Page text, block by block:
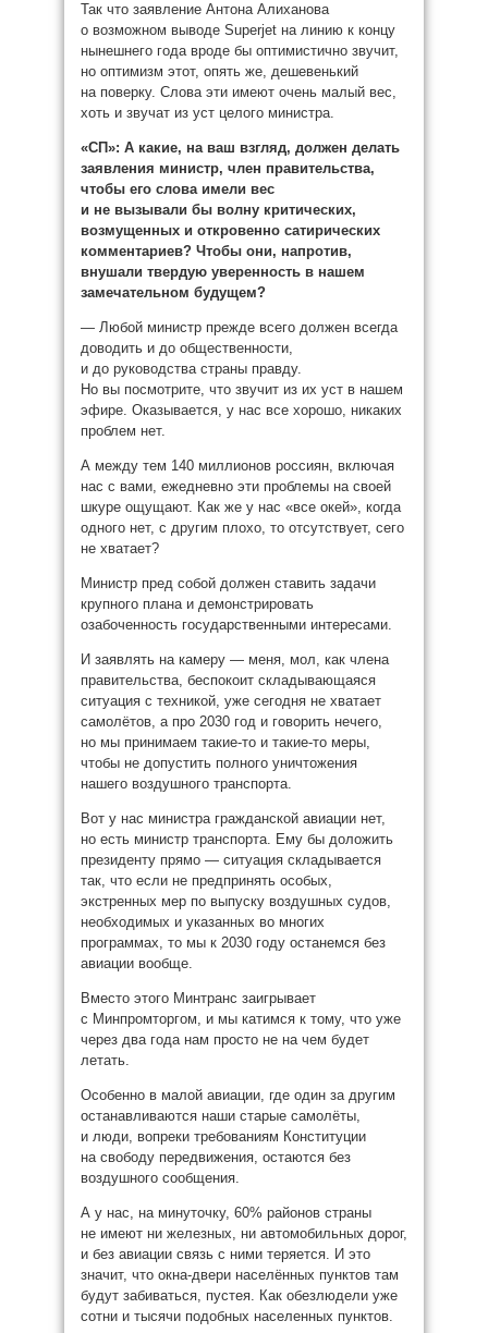
Так что заявление Антона Алиханова
о возможном выводе Superjet на линию к концу
нынешнего года вроде бы оптимистично звучит,
но оптимизм этот, опять же, дешевенький
на поверку. Слова эти имеют очень малый вес,
хоть и звучат из уст целого министра.
«СП»: А какие, на ваш взгляд, должен делать
заявления министр, член правительства,
чтобы его слова имели вес
и не вызывали бы волну критических,
возмущенных и откровенно сатирических
комментариев? Чтобы они, напротив,
внушали твердую уверенность в нашем
замечательном будущем?
— Любой министр прежде всего должен всегда
доводить и до общественности,
и до руководства страны правду.
Но вы посмотрите, что звучит из их уст в нашем
эфире. Оказывается, у нас все хорошо, никаких
проблем нет.
А между тем 140 миллионов россиян, включая
нас с вами, ежедневно эти проблемы на своей
шкуре ощущают. Как же у нас «все окей», когда
одного нет, с другим плохо, то отсутствует, сего
не хватает?
Министр пред собой должен ставить задачи
крупного плана и демонстрировать
озабоченность государственными интересами.
И заявлять на камеру — меня, мол, как члена
правительства, беспокоит складывающаяся
ситуация с техникой, уже сегодня не хватает
самолётов, а про 2030 год и говорить нечего,
но мы принимаем такие-то и такие-то меры,
чтобы не допустить полного уничтожения
нашего воздушного транспорта.
Вот у нас министра гражданской авиации нет,
но есть министр транспорта. Ему бы доложить
президенту прямо — ситуация складывается
так, что если не предпринять особых,
экстренных мер по выпуску воздушных судов,
необходимых и указанных во многих
программах, то мы к 2030 году останемся без
авиации вообще.
Вместо этого Минтранс заигрывает
с Минпромторгом, и мы катимся к тому, что уже
через два года нам просто не на чем будет
летать.
Особенно в малой авиации, где один за другим
останавливаются наши старые самолёты,
и люди, вопреки требованиям Конституции
на свободу передвижения, остаются без
воздушного сообщения.
А у нас, на минуточку, 60% районов страны
не имеют ни железных, ни автомобильных дорог,
и без авиации связь с ними теряется. И это
значит, что окна-двери населённых пунктов там
будут забиваться, пустея. Как обезлюдели уже
сотни и тысячи подобных населенных пунктов.